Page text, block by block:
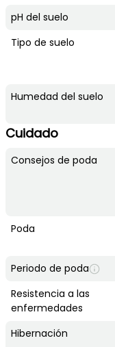
pH del suelo
Tipo de suelo
Humedad del suelo
Cuidado
Consejos de poda
Poda
Periodo de poda
Resistencia a las
enfermedades
Hibernación